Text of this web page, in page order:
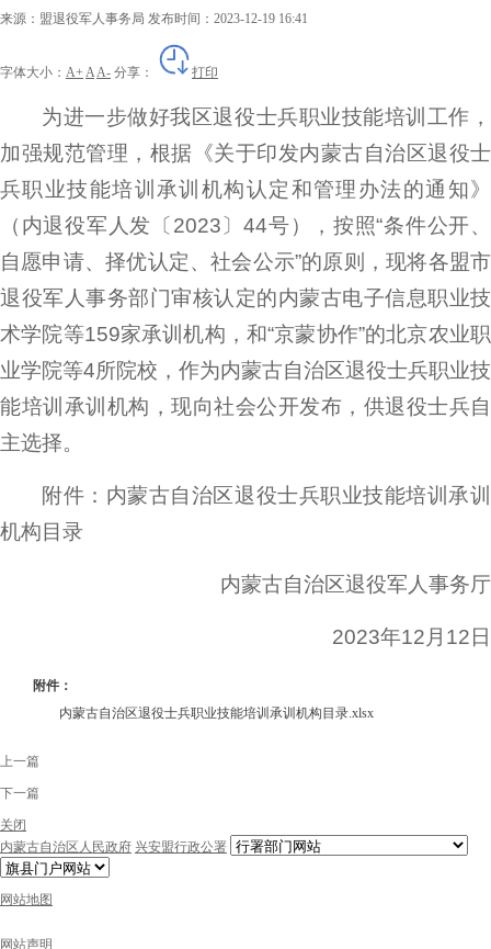
来源：盟退役军人事务局 发布时间：2023-12-19 16:41
字体大小： A+ AA- 分享： 打印
为进一步做好我区退役士兵职业技能培训工作，
加强规范管理，根据《关于印发内蒙古自治区退役士
兵职业技能培训承训机构认定和管理办法的通知》
（内退役军人发〔2023〕44号），按照“条件公开、
自愿申请、择优认定、社会公示”的原则，现将各盟市
退役军人事务部门审核认定的内蒙古电子信息职业技
术学院等159家承训机构，和“京蒙协作”的北京农业职
业学院等4所院校，作为内蒙古自治区退役士兵职业技
能培训承训机构，现向社会公开发布，供退役士兵自
主选择。
附件：内蒙古自治区退役士兵职业技能培训承训
机构目录
内蒙古自治区退役军人事务厅
2023年12月12日
附件：
内蒙古自治区退役士兵职业技能培训承训机构目录.xlsx
上一篇
下一篇
关闭
内蒙古自治区人民政府 兴安盟行政公署
网站地图
网站声明